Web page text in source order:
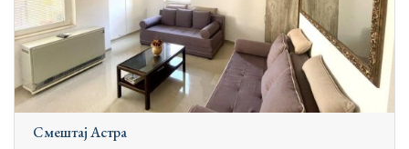
Смештај Астра